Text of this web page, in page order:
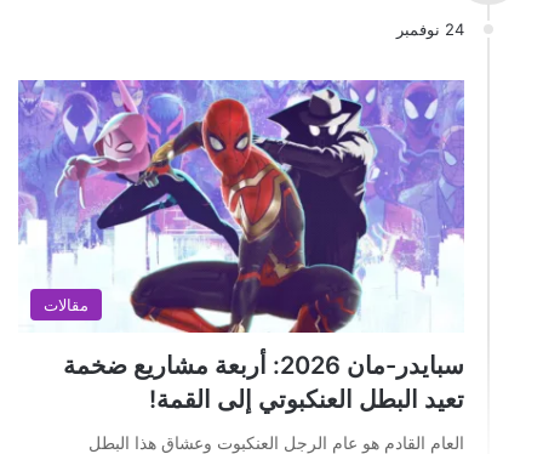
24 نوفمبر
مقالات
سبايدر-مان 2026: أربعة مشاريع ضخمة
تعيد البطل العنكبوتي إلى القمة!
العام القادم هو عام الرجل العنكبوت وعشاق هذا البطل